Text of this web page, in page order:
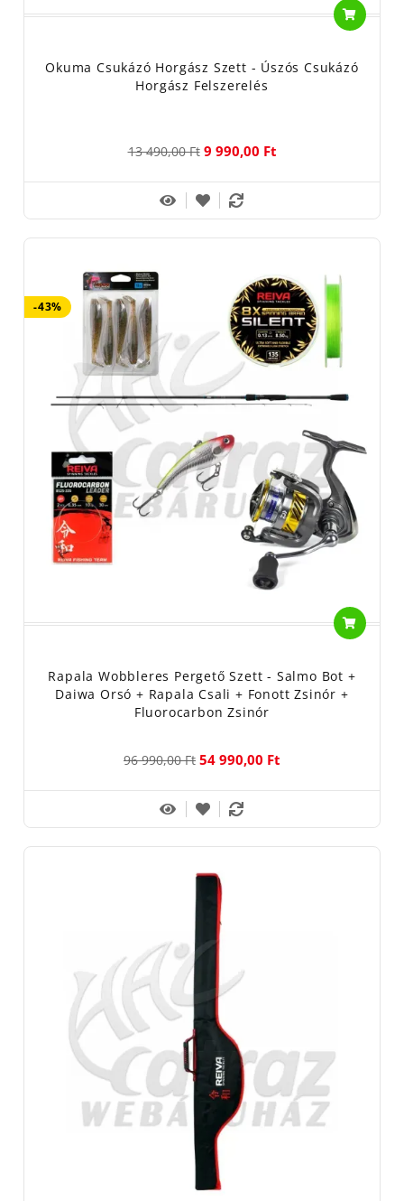
Okuma Csukázó Horgász Szett - Úszós Csukázó
Horgász Felszerelés
13 490,00 Ft 9 990,00 Ft
-43%
Rapala Wobbleres Pergető Szett - Salmo Bot +
Daiwa Orsó + Rapala Csali + Fonott Zsinór +
Fluorocarbon Zsinór
96 990,00 Ft 54 990,00 Ft